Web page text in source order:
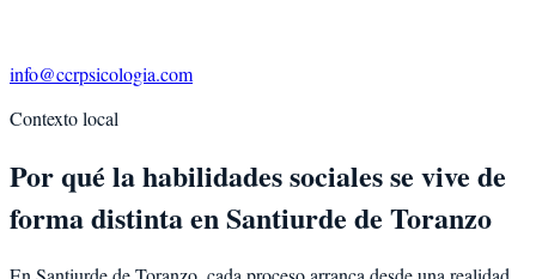
info@ccrpsicologia.com
Contexto local
Por qué la habilidades sociales se vive de
forma distinta en Santiurde de Toranzo